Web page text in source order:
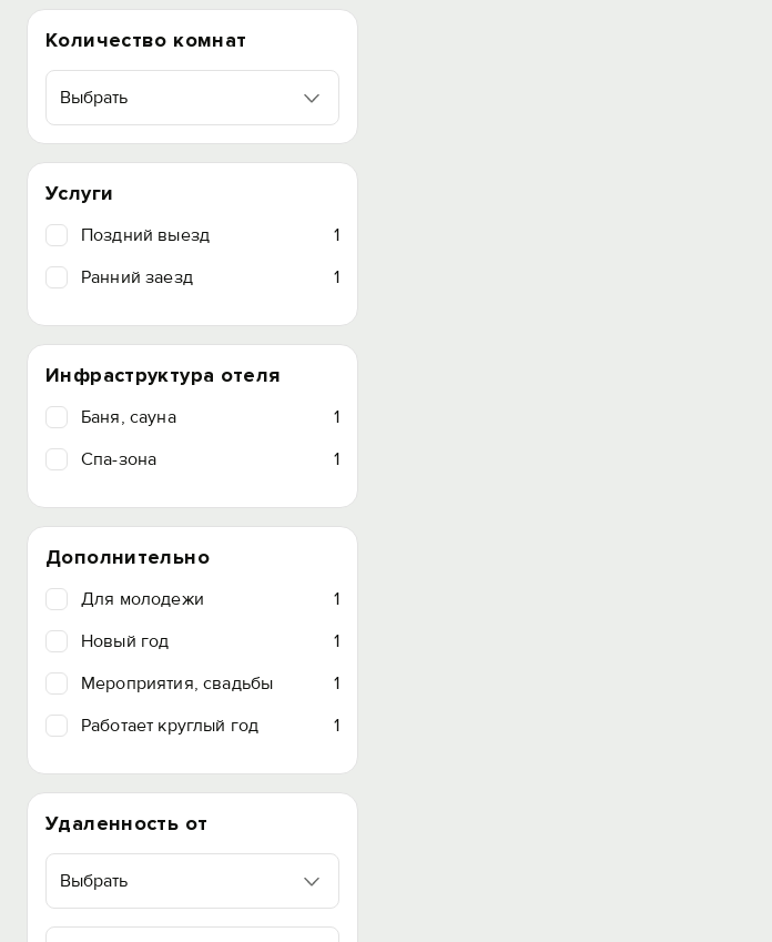
Количество комнат
Выбрать
Услуги
Поздний выезд
1
Ранний заезд
1
Инфраструктура отеля
Баня, сауна
1
Спа-зона
1
Дополнительно
Для молодежи
1
Новый год
1
Мероприятия, свадьбы
1
Работает круглый год
1
Удаленность от
Выбрать